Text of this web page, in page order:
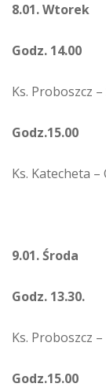
8.01. Wtorek
Godz. 14.00
Ks. Proboszcz
Godz.15.00
Ks. Katecheta –
9.01. Środa
Godz. 13.30.
Ks. Proboszcz
Godz.15.00